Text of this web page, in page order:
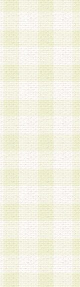
成年被後見人、被
法定代理人の同
義務教育学齢に該
別途定める方法
のとします。
希望者本人が行う
とします。
同意の後、当社指
る必要事項を入
会員登録を承認し
ためのログイン
する登録情報の全
はならないものと
およびパスワード